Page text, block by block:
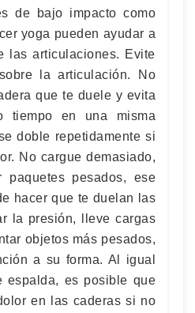
de bajo impacto como
yoga pueden ayudar a
las articulaciones. Evite
la articulación. No
que te duele y evita
tiempo en una misma
doble repetidamente si
No cargue demasiado,
pesados, ese
hacer que te duelan las
la presión, lleve cargas
objetos más pesados,
a su forma. Al igual
espalda, es posible que
en las caderas si no